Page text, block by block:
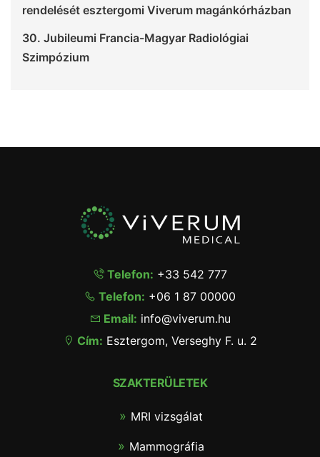
rendelését esztergomi Viverum magánkórházban
30. Jubileumi Francia-Magyar Radiológiai
Szimpózium
Telefon: +33 542 777
Telefon: +06 1 87 00000
Email: info@viverum.hu
Cím: Esztergom, Verseghy F. u. 2
SZAKTERÜLETEK
MRI vizsgálat
Mammográfia